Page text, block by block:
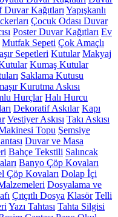
Kağıtları Yapışkanlı
Çocuk Odası Duvar
Poster Duvar Kağıtları Ev
Mutfak Sepeti Çok Amaçlı
Sepetleri Kutular Makyaj
Kumaş Kutular
Saklama Kutusu
Kurutma Askısı
Hurçlar Halı Hurcu
Dekoratif Askılar Kapı
Vestiyer Askısı Takı Askısı
Topu Şemsiye
Duvar ve Masa
Bahçe Tekstili Salıncak
Banyo Çöp Kovaları
Çöp Kovaları Dolap İçi
Dosyalama ve
Çıtçıtlı Dosya Klasör Telli
Yazı Tahtası Tahta Silgisi